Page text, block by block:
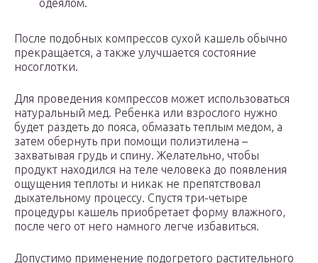
одеялом.
После подобных компрессов сухой кашель обычно
прекращается, а также улучшается состояние
носоглотки.
Для проведения компрессов может использоваться
натуральный мед. Ребенка или взрослого нужно
будет раздеть до пояса, обмазать теплым медом, а
затем обернуть при помощи полиэтилена –
захватывая грудь и спину. Желательно, чтобы
продукт находился на теле человека до появления
ощущения теплоты и никак не препятствовал
дыхательному процессу. Спустя три-четыре
процедуры кашель приобретает форму влажного,
после чего от него намного легче избавиться.
Допустимо применение подогретого растительного